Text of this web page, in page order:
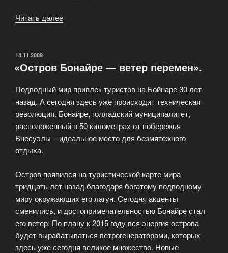
Читать далее
ОПУБЛИКОВАНО
14.11.2009
«Остров Бонайре — ветер перемен».
Подводный мир привлек туристов на Бойнаре 30 лет
назад. А сегодня здесь уже происходит техническая
революция. Бонайре, голладский муниципалитет,
расположенный в 50 километрах от побережья
Внесуэлы – идеальное место для безмятежного
отдыха.
Остров появился на туристической карте мира
тридцать лет назад благодаря богатому подводному
миру окружающих его лагун. Сегодня акценты
сменились, и достопримечательностью Бонайре стал
его ветер. По плану к 2015 году вся энергия острова
будет вырабатываться ветрогенераторами, которых
здесь уже сегодня великое множество. Новые